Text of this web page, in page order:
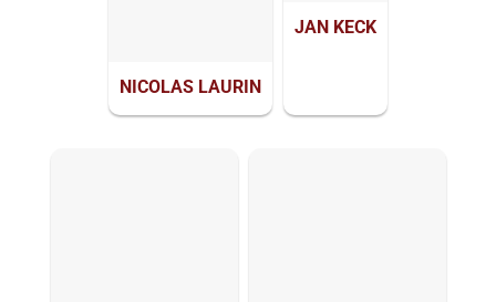
NICOLAS LAURIN
JAN KECK